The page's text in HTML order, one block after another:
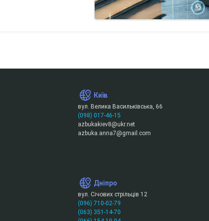
Київ
вул. Велика Васильківська, 66
(098) 017-46-15
azbukakiev8@ukr.net
azbuka.anna7@gmail.com
Дніпро
вул. Січових стрільців 12
(096) 710-02-79
(063) 351-14-70